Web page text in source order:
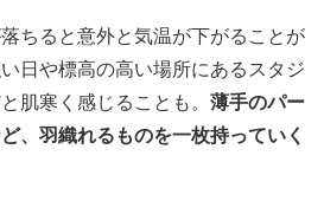
ちると意外と気温が下がることが
日や標高の高い場所にあるスタジ
肌寒く感じることも。 薄手のパー
、羽織れるものを一枚持っていく